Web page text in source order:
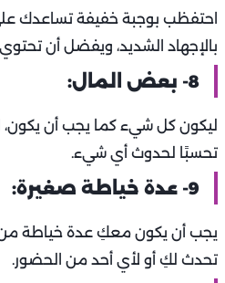
احتفظب بوجبة خفيفة تساعدك
بالإجهاد الشديد، ويفضل أن تحتوي
8- بعض المال:
ليكون كل شيء كما يجب أن
تحسبًا لحدوث أي شيء.
9- عدة خياطة صغيرة:
يجب أن يكون معكِ عدة خياطة من
تحدث لكِ أو لأي أحد من الحضور.